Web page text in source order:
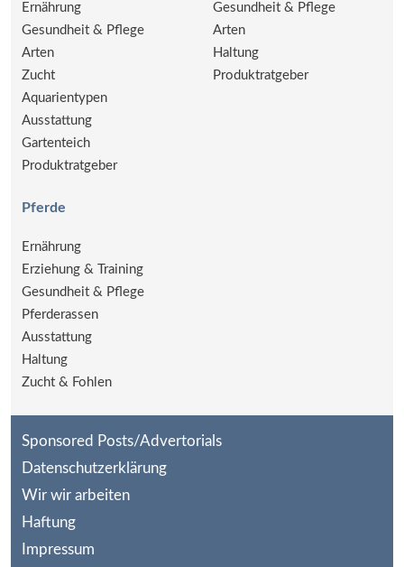
Ernährung
Gesundheit & Pflege
Arten
Zucht
Aquarientypen
Ausstattung
Gartenteich
Produktratgeber
Gesundheit & Pflege
Arten
Haltung
Produktratgeber
Pferde
Ernährung
Erziehung & Training
Gesundheit & Pflege
Pferderassen
Ausstattung
Haltung
Zucht & Fohlen
Sponsored Posts/Advertorials
Datenschutzerklärung
Wir wir arbeiten
Haftung
Impressum